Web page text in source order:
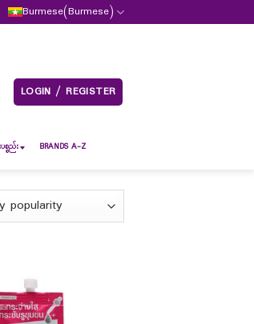
Burmese(Burmese)
LOGIN / REGISTER
စ္စည်း BRANDS A-Z